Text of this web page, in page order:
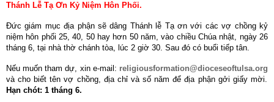
Thánh Lễ Tạ Ơn Kỷ Niệm Hôn Phối.
Đức giám mục địa phận sẽ dâng Thánh lễ Tạ ơn với các vợ chồng kỷ
niệm hôn phối 25, 40, 50 hay hơn 50 năm, vào chiều Chúa nhật, ngày 26
tháng 6, tại nhà thờ chánh tòa, lúc 2 giờ 30. Sau đó có buổi tiếp tân.
Nếu muốn tham dự, xin e-mail: religiousformation@dioceseoftulsa.org
và cho biết tên vợ chồng, địa chỉ và số năm để địa phận gởi giấy mời.
Hạn chót: 1 tháng 6.